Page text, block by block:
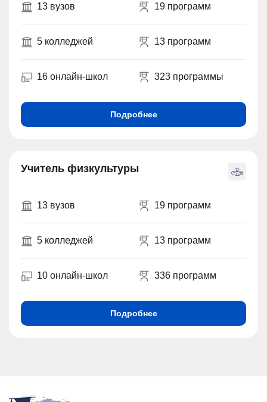
13 вузов 19 программ
5 колледжей 13 программ
16 онлайн-школ 323 программы
Подробнее
Учитель физкультуры
13 вузов 19 программ
5 колледжей 13 программ
10 онлайн-школ 336 программ
Подробнее